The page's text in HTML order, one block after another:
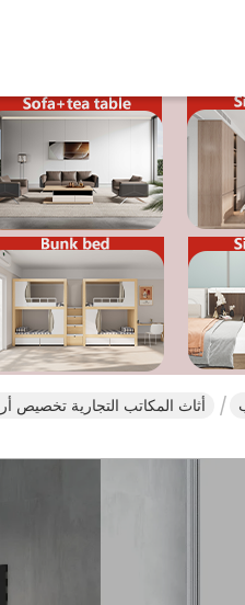
أثاث المكاتب التجارية تخصيص